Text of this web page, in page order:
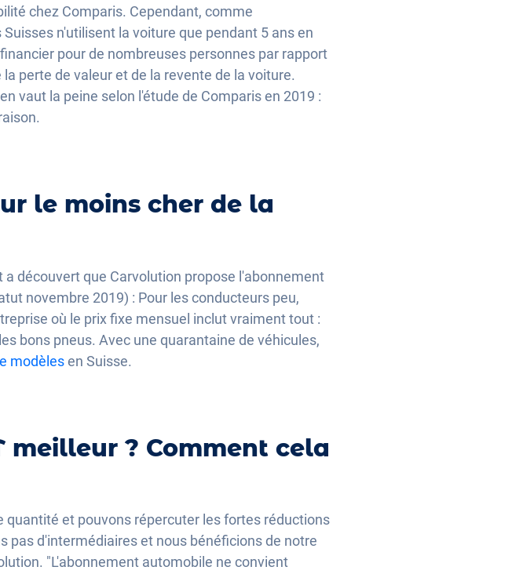
chez Comparis. Cependant, comme
n'utilisent la voiture que pendant 5 ans en
pour de nombreuses personnes par rapport
perte de valeur et de la revente de la voiture.
vaut la peine selon l'étude de Comparis en 2019 :
le moins cher de la
découvert que Carvolution propose l'abonnement
novembre 2019) : Pour les conducteurs peu,
où le prix fixe mensuel inclut vraiment tout :
bons pneus. Avec une quarantaine de véhicules,
modèlesen Suisse.
? Comment cela
quantité et pouvons répercuter les fortes réductions
pas d'intermédiaires et nous bénéficions de notre
"L'abonnement automobile ne convient